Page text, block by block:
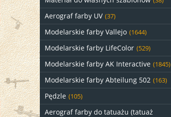
Aerograf farby UV (37)
Modelarskie farby Vallejo (1644)
Modelarskie farby LifeColor (529)
Modelarskie farby AK Interactive (1845)
Modelarskie farby Abteilung 502 (163)
Pędzle (105)
Aerograf farby do tatuażu (tatuaż